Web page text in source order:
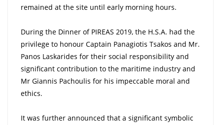
remained at the site until early morning hours.
During the Dinner of PIREAS 2019, the H.S.A. had the
privilege to honour Captain Panagiotis Tsakos and Mr.
Panos Laskarides for their social responsibility and
significant contribution to the maritime industry and
Mr Giannis Pachoulis for his impeccable moral and
ethics.
It was further announced that a significant symbolic